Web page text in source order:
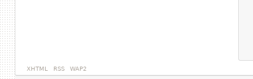
XHTML RSS WAP2